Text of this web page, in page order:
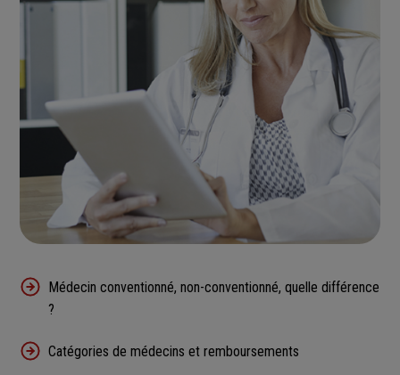
Médecin conventionné, non-conventionné, quelle différence
?
Catégories de médecins et remboursements